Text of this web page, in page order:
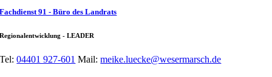
Fachdienst 91 - Büro des Landrats
Regionalentwicklung - LEADER
Tel: 04401 927-601 Mail: meike.luecke@wesermarsch.de